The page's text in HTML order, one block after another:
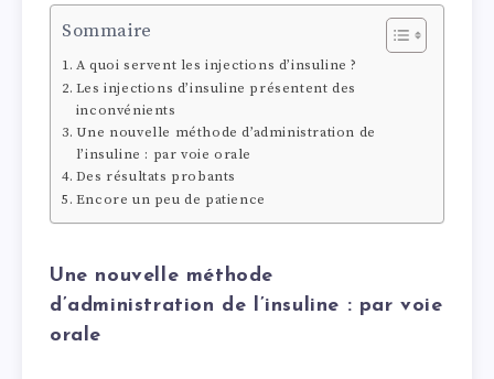
Sommaire
A quoi servent les injections d’insuline ?
Les injections d’insuline présentent des
inconvénients
Une nouvelle méthode d’administration de
l’insuline : par voie orale
Des résultats probants
Encore un peu de patience
Une nouvelle méthode
d’administration de l’insuline : par voie
orale